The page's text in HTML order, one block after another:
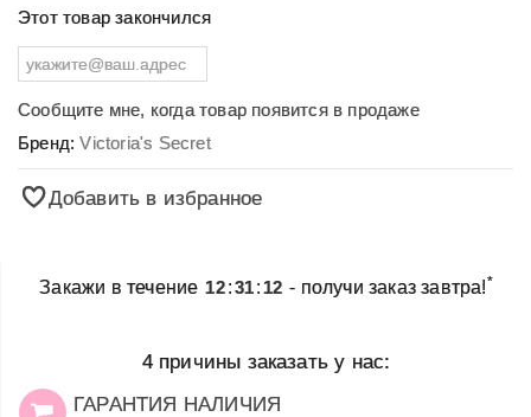
Этот товар закончился
Сообщите мне, когда товар появится в продаже
Бренд:Victoria's Secret
Добавить в избранное
Закажи в течение 12:31:12 - получи заказ завтра!*
4 причины заказать у нас:
ГАРАНТИЯ НАЛИЧИЯ